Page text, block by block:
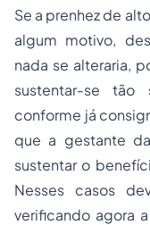
Se a prenhez de
algum motivo,
nada se alteraria,
sustentar-se tão
conforme já
que a gestante
sustentar o
Nesses casos
verificando agora